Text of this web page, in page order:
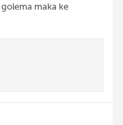
maka ke